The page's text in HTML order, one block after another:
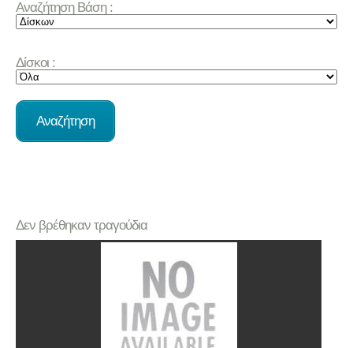
Αναζήτηση Βάση :
Δίσκοι :
Δεν βρέθηκαν τραγούδια